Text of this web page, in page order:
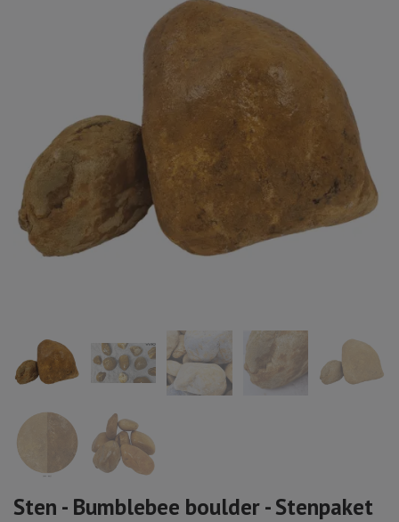
Sten - Bumblebee boulder - Stenpaket